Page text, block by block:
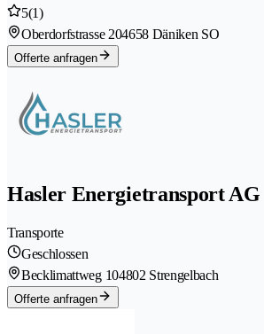
5(1)
Oberdorfstrasse 204658 Däniken SO
Offerte anfragen
Hasler Energietransport AG
Transporte
Geschlossen
Becklimattweg 104802 Strengelbach
Offerte anfragen